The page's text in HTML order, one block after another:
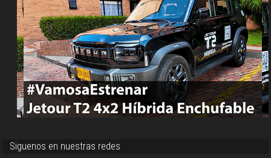
Siguenos en nuestras redes